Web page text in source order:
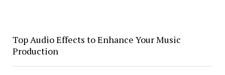
Top Audio Effects to Enhance Your Music
Production